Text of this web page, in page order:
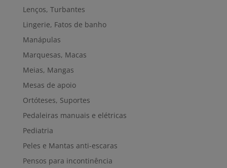
Lenços, Turbantes
Lingerie, Fatos de banho
Manápulas
Marquesas, Macas
Meias, Mangas
Mesas de apoio
Ortóteses, Suportes
Pedaleiras manuais e elétricas
Pediatria
Peles e Mantas anti-escaras
Pensos para incontinência